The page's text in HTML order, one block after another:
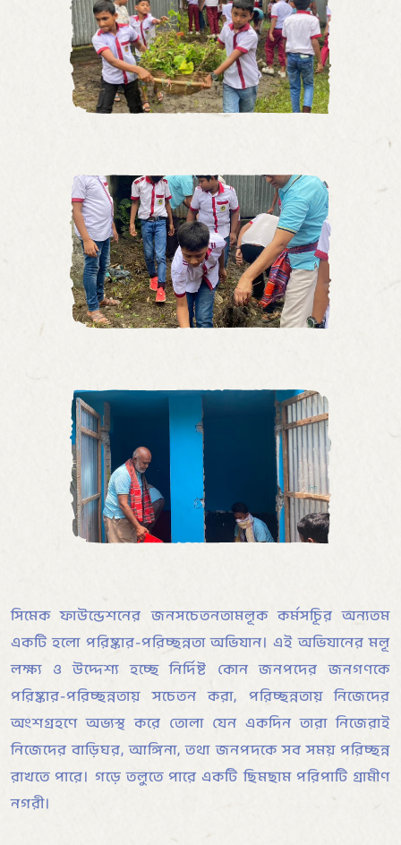
সিমেক ফাউন্ডেশনের জনসচেতনতামূলক কর্মসূচির অন্যতম
একটি হলো পরিষ্কার-পরিচ্ছন্নতা অভিযান। এই অভিযানের মূল
লক্ষ্য ও উদ্দেশ্য হচ্ছে নির্দিষ্ট কোন জনপদের জনগণকে
পরিষ্কার-পরিচ্ছন্নতায় সচেতন করা, পরিচ্ছন্নতায় নিজেদের
অংশগ্রহণে অভ্যস্থ করে তোলা যেন একদিন তারা নিজেরাই
নিজেদের বাড়িঘর, আঙ্গিনা, তথা জনপদকে সব সময় পরিচ্ছন্ন
রাখতে পারে। গড়ে তুলতে পারে একটি ছিমছাম পরিপাটি গ্রামীণ
নগরী।